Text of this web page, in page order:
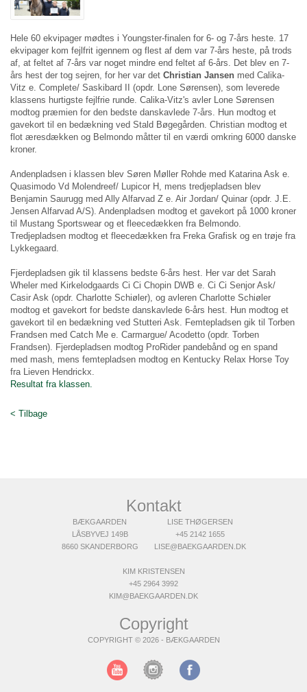
Hele 60 ekvipager mødtes i Youngster-finalen for 6- og 7-års heste. 17
ekvipager kom fejlfrit igennem og flest af dem var 7-års heste, på trods
af, at feltet af 7-års var noget mindre end feltet af 6-års. Det blev en 7-
års hest der tog sejren, for her var det Christian Jansen med Calika-
Vitz e. Complete/ Saskibard II (opdr. Lone Sørensen), som leverede
klassens hurtigste fejlfrie runde. Calika-Vitz's avler Lone Sørensen
modtog præmien for den bedste danskavlede 7-års. Hun modtog et
gavekort til en bedækning ved Stald Bøgegården. Christian modtog et
flot æresdækken og Belmondo måtter til en værdi omkring 6000 danske
kroner.
Andenpladsen i klassen blev Søren Møller Rohde med Katarina Ask e.
Quasimodo Vd Molendreef/ Lupicor H, mens tredjepladsen blev
Benjamin Saurugg med Ally Alfarvad Z e. Air Jordan/ Quinar (opdr. J.E.
Jensen Alfarvad A/S). Andenpladsen modtog et gavekort på 1000 kroner
til Mustang Sportswear og et fleecedækken fra Belmondo.
Tredjepladsen modtog et fleecedækken fra Freka Grafisk og en trøje fra
Lykkegaard.
Fjerdepladsen gik til klassens bedste 6-års hest. Her var det Sarah
Wheler med Kirkelodgaards Ci Ci Chopin DWB e. Ci Ci Senjor Ask/
Casir Ask (opdr. Charlotte Schiøler), og avleren Charlotte Schiøler
modtog et gavekort for bedste danskavlede 6-års hest. Hun modtog et
gavekort til en bedækning ved Stutteri Ask. Femtepladsen gik til Torben
Frandsen med Catch Me e. Carmargue/ Acodetto (opdr. Torben
Frandsen). Fjerdepladsen modtog ProRider pandebånd og en spand
med mash, mens femtepladsen modtog en Kentucky Relax Horse Toy
fra Lieven Hendrickx.
Resultat fra klassen.
< Tilbage
Kontakt
BÆKGAARDEN
LÅSBYVEJ 149B
8660 SKANDERBORG
LISE THØGERSEN
+45 2142 1655
LISE@BAEKGAARDEN.DK
KIM KRISTENSEN
+45 2964 3992
KIM@BAEKGAARDEN.DK
Copyright
COPYRIGHT © 2026 - BÆKGAARDEN